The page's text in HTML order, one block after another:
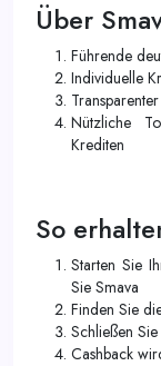
Über
Führende
Individuelle
Nützliche
Krediten
So
Starten Sie
Sie Smava
Finden Sie
Schließen
Cashback